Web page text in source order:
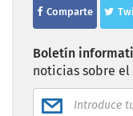
Comparte
Boletín
noticias sobre